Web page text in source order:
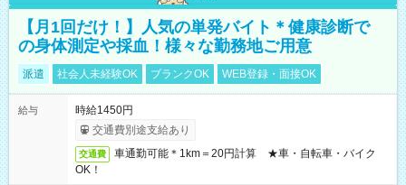
【月1回だけ！】人気の単発バイト＊健康診断で
の身体測定や採血！様々な勤務地ご用意
派遣 社会人未経験OK ブランクOK WEB登録・面接OK
給与
時給1450円
交通費別途支給あり
交通費
車通勤可能＊1km＝20円計算 ★車・自転車・バイク
OK！